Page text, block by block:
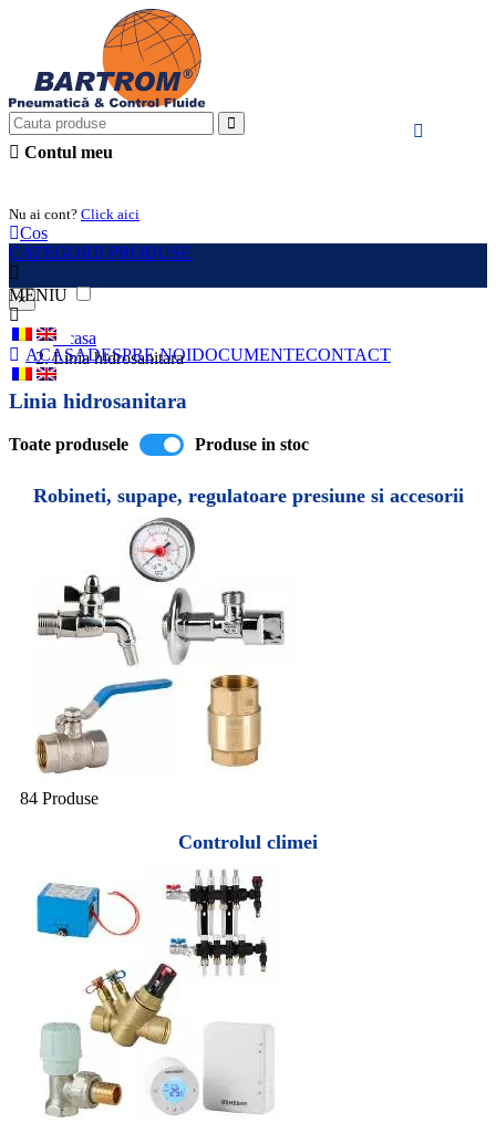
Contul meu
Nu ai cont? Click aici
Cos
CATEGORII PRODUSE
MENIU
ACASADESPRE NOIDOCUMENTECONTACT
×
Acasa
Linia hidrosanitara
Linia hidrosanitara
Toate produsele Produse in stoc
Robineti, supape, regulatoare presiune si accesorii
84 Produse
Controlul climei